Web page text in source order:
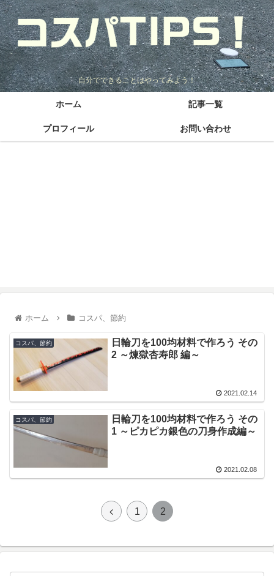
自分でできることはやってみよう！
ホーム 記事一覧
プロフィール お問い合わせ
ホーム コスパ、節約
コスパ、節約
日輪刀を100均材料で作ろう その
2 ～煉獄杏寿郎 編～
2021.02.14
コスパ、節約
日輪刀を100均材料で作ろう その
1 ～ピカピカ銀色の刀身作成編～
2021.02.08
1 2